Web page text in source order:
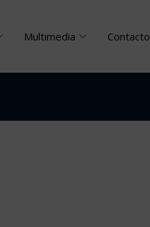
Multimedia Contacto